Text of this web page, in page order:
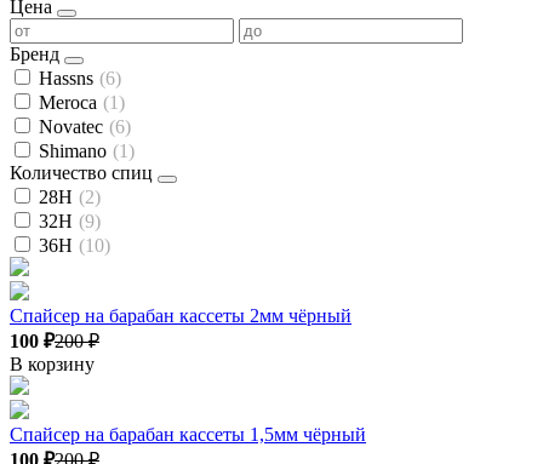
Цена
Бренд
Hassns (6)
Meroca (1)
Novatec (6)
Shimano (1)
Количество спиц
28Н (2)
32Н (9)
36Н (10)
Спайсер на барабан кассеты 2мм чёрный
100 ₽200 ₽
В корзину
Спайсер на барабан кассеты 1,5мм чёрный
100 ₽200 ₽